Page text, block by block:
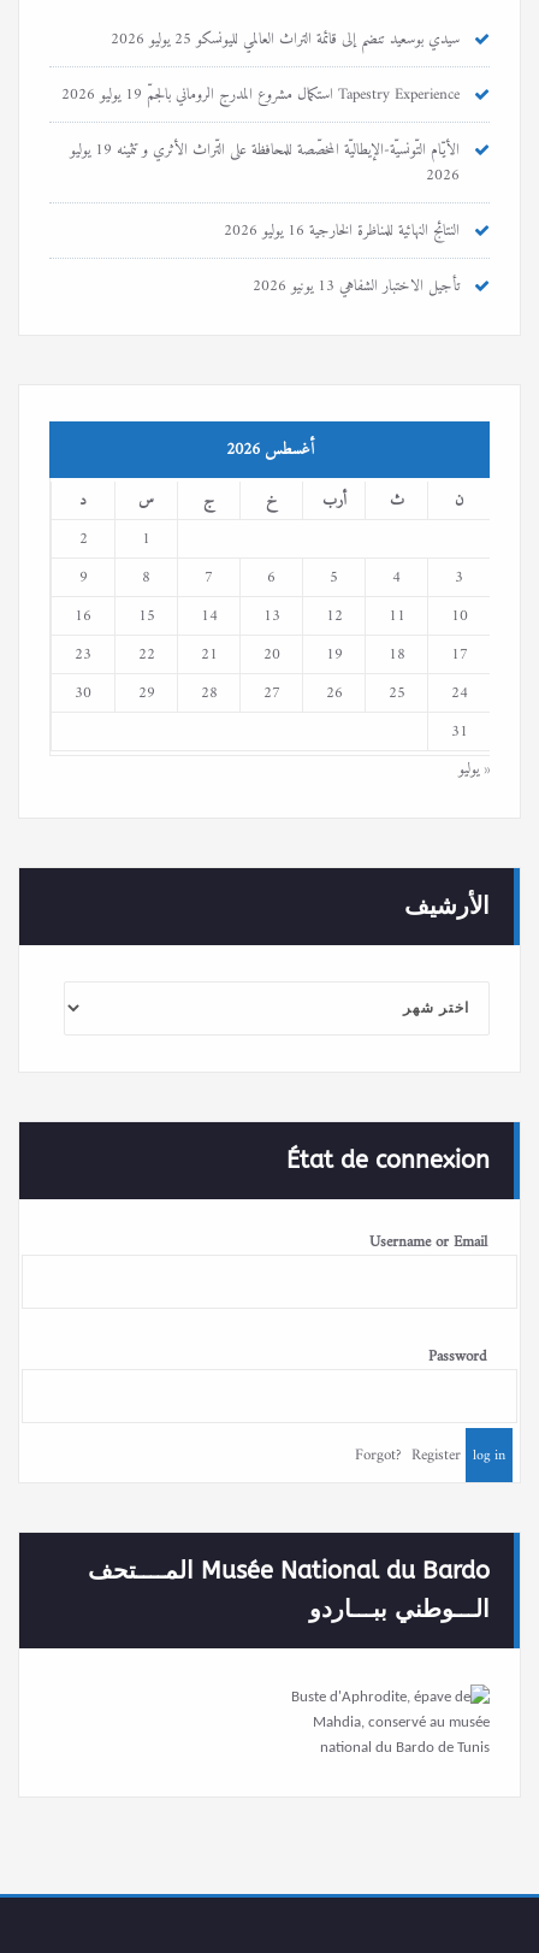
سيدي بوسعيد تنضم إلى قائمة التراث العالمي لليونسكو25 يوليو 2026
Tapestry Experience استكمال مشروع المدرج الروماني بالجمّ
19 يوليو 2026
الأيّام التّونسيّة-الإيطاليّة المخصّصة للمحافظة على التّراث الأثري و تثمينه
19 يوليو
2026
النتائج النهائية للمناظرة الخارجية16 يوليو 2026
تأجيل الاختبار الشفاهي13 يونيو 2026
أغسطس 2026
ن ث أرب خ ج س
د
1
2
3
4
5
6
7
8
9
10
11
12
13
14
15
16
17
18
19
20
21
22
23
24
25
26
27
28
29
30
31
« يوليو
الأرشيف
État de connexion
Username or Email
Password
Forgot? Register
Musée National du Bardo المــــتحف
الـــوطني ببـــاردو